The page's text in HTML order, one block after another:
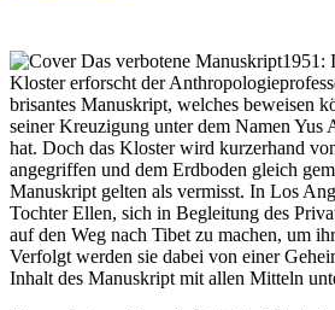
1951:
Kloster erforscht der
brisantes Manuskript, welches beweisen
seiner Kreuzigung unter dem Namen Yus
hat. Doch das Kloster wird kurzerhand
angegriffen und dem Erdboden gleich
Manuskript gelten als vermisst. In Los
Tochter Ellen, sich in Begleitung des
auf den Weg nach Tibet zu machen, um
Verfolgt werden sie dabei von einer
Inhalt des Manuskript mit allen Mitteln